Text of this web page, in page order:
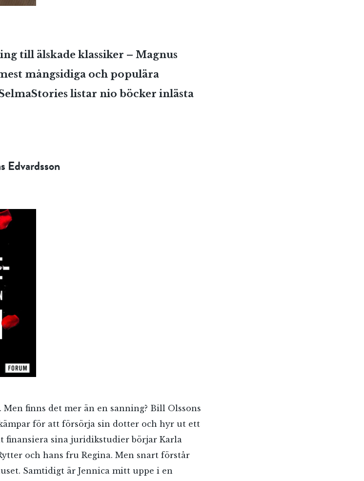
till älskade klassiker – Magnus
mångsidiga och populära
listar nio böcker inlästa
Edvardsson
finns det mer än en sanning? Bill Olssons
för att försörja sin dotter och hyr ut ett
finansiera sina juridikstudier börjar Karla
och hans fru Regina. Men snart förstår
Samtidigt är Jennica mitt uppe i en